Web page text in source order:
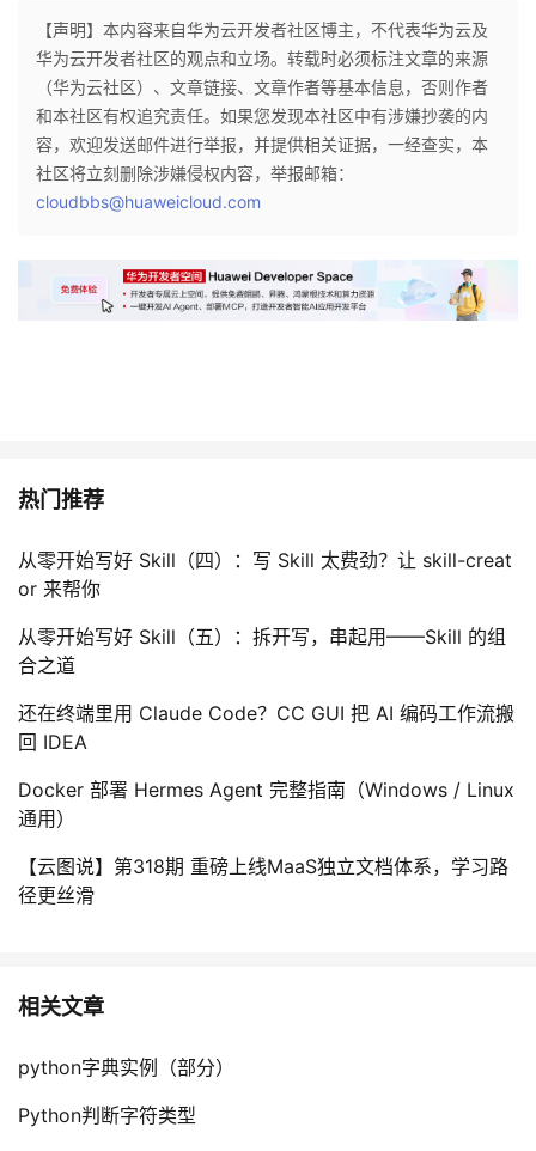
【声明】本内容来自华为云开发者社区博主，不代表华为云及
华为云开发者社区的观点和立场。转载时必须标注文章的来源
（华为云社区）、文章链接、文章作者等基本信息，否则作者
和本社区有权追究责任。如果您发现本社区中有涉嫌抄袭的内
容，欢迎发送邮件进行举报，并提供相关证据，一经查实，本
社区将立刻删除涉嫌侵权内容，举报邮箱：
cloudbbs@huaweicloud.com
热门推荐
从零开始写好 Skill（四）：写 Skill 太费劲？让 skill-creat
or 来帮你
从零开始写好 Skill（五）：拆开写，串起用——Skill 的组
合之道
还在终端里用 Claude Code？CC GUI 把 AI 编码工作流搬
回 IDEA
Docker 部署 Hermes Agent 完整指南（Windows / Linux
通用）
【云图说】第318期 重磅上线MaaS独立文档体系，学习路
径更丝滑
相关文章
python字典实例（部分）
Python判断字符类型